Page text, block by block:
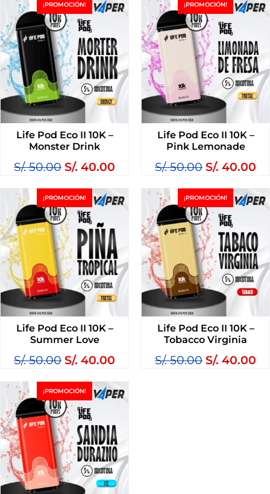
¡PROMOCIÓN!
Life Pod Eco II 10K –
Monster Drink
S/.50.00 S/. 40.00
¡PROMOCIÓN!
Life Pod Eco II 10K –
Pink Lemonade
S/.50.00 S/. 40.00
¡PROMOCIÓN!
Life Pod Eco II 10K –
Summer Love
S/.50.00 S/. 40.00
¡PROMOCIÓN!
Life Pod Eco II 10K –
Tobacco Virginia
S/.50.00 S/. 40.00
¡PROMOCIÓN!